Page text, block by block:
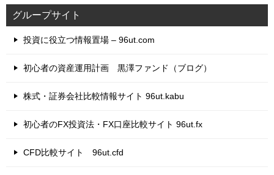
グループサイト
投資に役立つ情報置場 – 96ut.com
初心者の資産運用計画 黒澤ファンド（ブログ）
株式・証券会社比較情報サイト 96ut.kabu
初心者のFX投資法・FX口座比較サイト 96ut.fx
CFD比較サイト 96ut.cfd